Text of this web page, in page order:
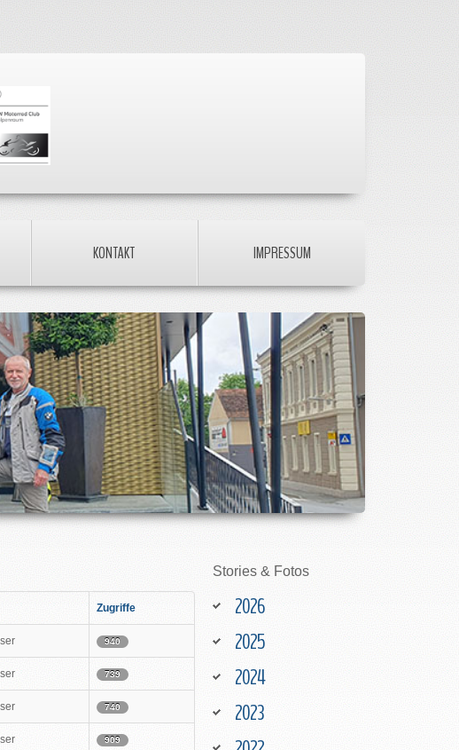
KONTAKT IMPRESSUM
Zugriffe
940
739
740
909
Stories & Fotos
2026
2025
2024
2023